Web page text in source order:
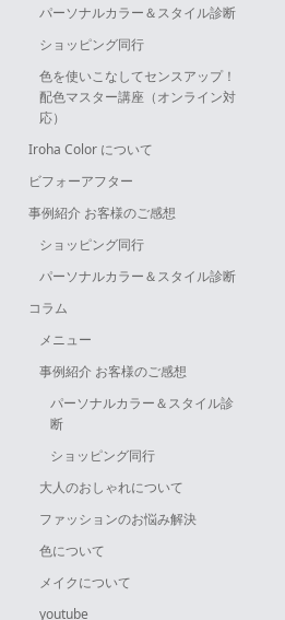
パーソナルカラー＆スタイル診断
ショッピング同行
色を使いこなしてセンスアップ！
配色マスター講座（オンライン対
応）
Iroha Color について
ビフォーアフター
事例紹介 お客様のご感想
ショッピング同行
パーソナルカラー＆スタイル診断
コラム
メニュー
事例紹介 お客様のご感想
パーソナルカラー＆スタイル診
断
ショッピング同行
大人のおしゃれについて
ファッションのお悩み解決
色について
メイクについて
youtube